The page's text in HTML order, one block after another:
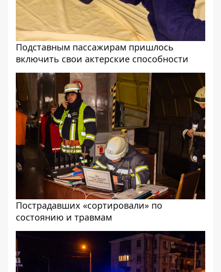
Подставным пассажирам пришлось
включить свои актерские способности
Пострадавших «сортировали» по
состоянию и травмам